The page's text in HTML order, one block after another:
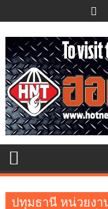
to
content
ปทุมธานี หน่วยงา